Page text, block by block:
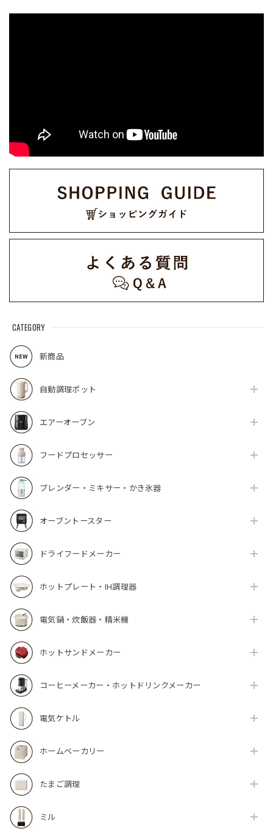
CATEGORY
新商品
自動調理ポット
エアーオーブン
フードプロセッサー
ブレンダー・ミキサー・かき氷器
オーブントースター
ドライフードメーカー
ホットプレート・IH調理器
電気鍋・炊飯器・精米機
ホットサンドメーカー
コーヒーメーカー・ホットドリンクメーカー
電気ケトル
ホームベーカリー
たまご調理
ミル